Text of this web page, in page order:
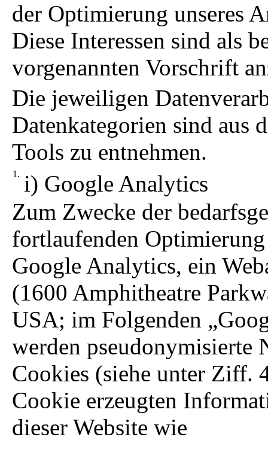
der Optimierung unseres
Diese Interessen sind als
vorgenannten Vorschrift
Die jeweiligen
Datenkategorien sind aus
Tools zu entnehmen.
i) Google Analytics
Zum Zwecke der
fortlaufenden
Google Analytics, ein
(1600 Amphitheatre
USA; im Folgenden
werden pseudonymisierte
Cookies (siehe unter Ziff.
Cookie erzeugten
dieser Website wie